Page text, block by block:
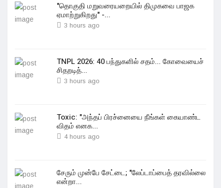
"தொகுதி மறுவரையறையில் திமுகவை பாஜக
ஏமாற்றுகிறது" -...
3 hours ago
TNPL 2026: 40 பந்துகளில் சதம்... கோவையைச்
சிதறடித்...
3 hours ago
Toxic: "அந்தப் பிரச்னையை நீங்கள் கையாண்ட
விதம் எனக...
4 hours ago
சேரும் முன்பே சேட்டை; "லேப்டாப்பைத் தரவில்லை
என்றா...